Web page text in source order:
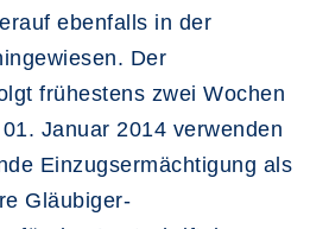
ebenfalls in der
Der
frühestens zwei Wochen
Januar 2014 verwenden
Einzugsermächtigung als
Gläubiger-